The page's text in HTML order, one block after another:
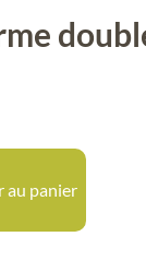
au panier